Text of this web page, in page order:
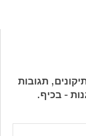
תגובות
- בכיף.